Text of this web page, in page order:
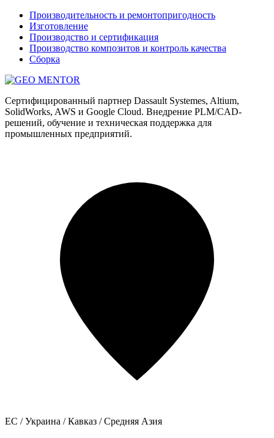
Производительность и ремонтопригодность
Изготовление
Производство и сертификация
Производство композитов и контроль качества
Сборка
Сертифицированный партнер Dassault Systemes, Altium,
SolidWorks, AWS и Google Cloud. Внедрение PLM/CAD-
решений, обучение и техническая поддержка для
промышленных предприятий.
ЕС / Украина / Кавказ / Средняя Азия